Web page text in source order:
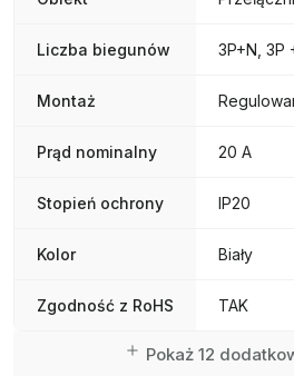
Liczba biegunów 3P+N, 3P
Montaż
Prąd nominalny 20 A
Stopień ochrony IP20
Kolor Biały
Zgodność z RoHS TAK
Pokaż 12